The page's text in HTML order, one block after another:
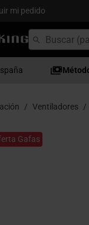
mi pedido
Ventiladores
Gafas